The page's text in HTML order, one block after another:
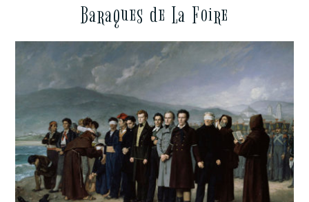
Baraques de La Foire